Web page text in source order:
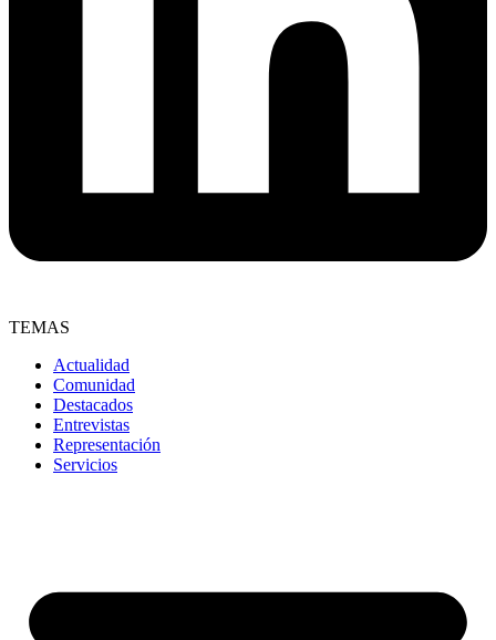
TEMAS
Actualidad
Comunidad
Destacados
Entrevistas
Representación
Servicios